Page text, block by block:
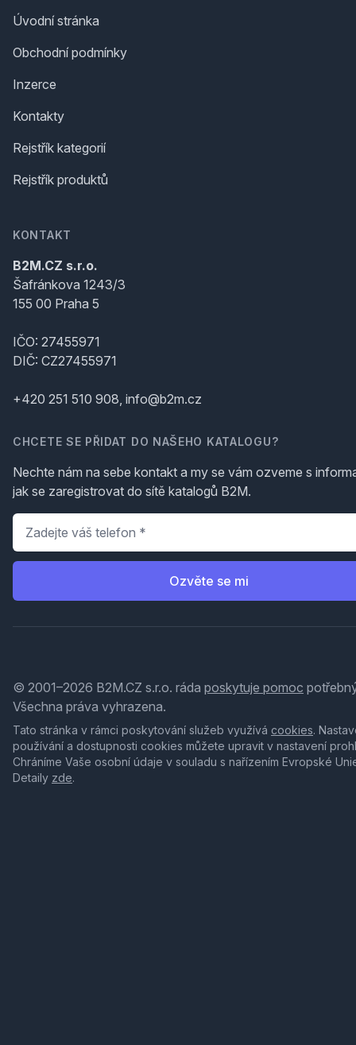
Úvodní stránka
Obchodní podmínky
Inzerce
Kontakty
Rejstřík kategorií
Rejstřík produktů
KONTAKT
B2M.CZ s.r.o.
Šafránkova 1243/3
155 00 Praha 5
IČO: 27455971
DIČ: CZ27455971
+420 251 510 908, info@b2m.cz
CHCETE SE PŘIDAT DO NAŠEHO KATALOGU?
Nechte nám na sebe kontakt a my se vám ozveme s
jak se zaregistrovat do sítě katalogů B2M.
Telefon
Ozvěte se mi
© 2001–2026 B2M.CZ s.r.o. ráda poskytuje pomoc
Všechna práva vyhrazena.
Tato stránka v rámci poskytování služeb využívá cookies.
používání a dostupnosti cookies můžete upravit v nastavení
Chráníme Vaše osobní údaje v souladu s nařízením Evropské
Detaily zde.